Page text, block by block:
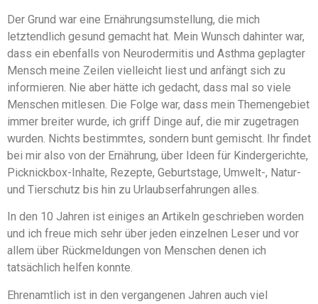
Der Grund war eine Ernährungsumstellung, die mich
letztendlich gesund gemacht hat. Mein Wunsch dahinter war,
dass ein ebenfalls von Neurodermitis und Asthma geplagter
Mensch meine Zeilen vielleicht liest und anfängt sich zu
informieren. Nie aber hätte ich gedacht, dass mal so viele
Menschen mitlesen. Die Folge war, dass mein Themengebiet
immer breiter wurde, ich griff Dinge auf, die mir zugetragen
wurden. Nichts bestimmtes, sondern bunt gemischt. Ihr findet
bei mir also von der Ernährung, über Ideen für Kindergerichte,
Picknickbox-Inhalte, Rezepte, Geburtstage, Umwelt-, Natur-
und Tierschutz bis hin zu Urlaubserfahrungen alles.
In den 10 Jahren ist einiges an Artikeln geschrieben worden
und ich freue mich sehr über jeden einzelnen Leser und vor
allem über Rückmeldungen von Menschen denen ich
tatsächlich helfen konnte.
Ehrenamtlich ist in den vergangenen Jahren auch viel